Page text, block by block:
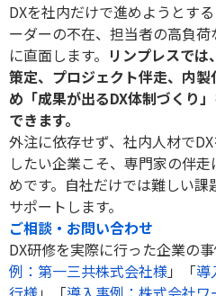
DXを社内だけで進めようとす
ーダーの不在、担当者の高負
に直面します。 リンプレスでは
策定、プロジェクト伴走、内
め「成果が出るDX体制づくり
できます。
外注に依存せず、社内人材でDX
したい企業こそ、専門家の伴
めです。自社だけでは難しい課
サポートします。
ご相談・お問い合わせ
DX研修を実際に行った企業の
例：第一三共株式会社様」「導